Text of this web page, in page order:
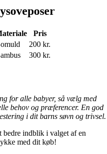
Pris
200 kr.
300 kr.
for alle babyer, så vælg med
behov og præferencer. En god
i dit barns søvn og trivsel.
bedre indblik i valget af en
med dit køb!